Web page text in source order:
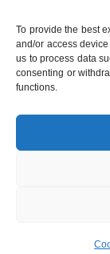
To provide the best
and/or access
us to process data
consenting or
functions.
Privacy policy
Terms of service
Cookie settings